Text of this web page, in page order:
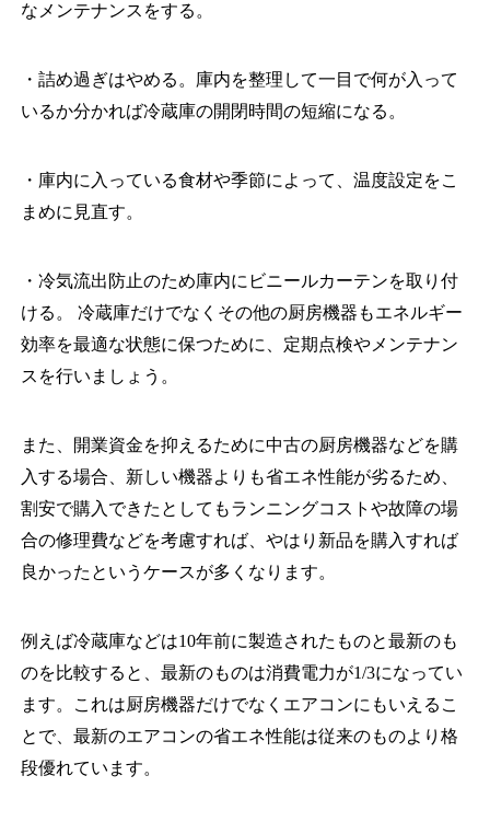
なメンテナンスをする。
・詰め過ぎはやめる。庫内を整理して一目で何が入って
いるか分かれば冷蔵庫の開閉時間の短縮になる。
・庫内に入っている食材や季節によって、温度設定をこ
まめに見直す。
・冷気流出防止のため庫内にビニールカーテンを取り付
ける。 冷蔵庫だけでなくその他の厨房機器もエネルギー
効率を最適な状態に保つために、定期点検やメンテナン
スを行いましょう。
また、開業資金を抑えるために中古の厨房機器などを購
入する場合、新しい機器よりも省エネ性能が劣るため、
割安で購入できたとしてもランニングコストや故障の場
合の修理費などを考慮すれば、やはり新品を購入すれば
良かったというケースが多くなります。
例えば冷蔵庫などは10年前に製造されたものと最新のも
のを比較すると、最新のものは消費電力が1/3になってい
ます。これは厨房機器だけでなくエアコンにもいえるこ
とで、最新のエアコンの省エネ性能は従来のものより格
段優れています。